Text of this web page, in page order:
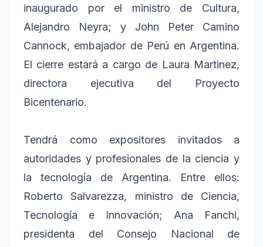
inaugurado por el ministro de Cultura,
Alejandro Neyra; y John Peter Camino
Cannock, embajador de Perú en Argentina.
El cierre estará a cargo de Laura Martinez,
directora ejecutiva del Proyecto
Bicentenario.
Tendrá como expositores invitados a
autoridades y profesionales de la ciencia y
la tecnología de Argentina. Entre ellos:
Roberto Salvarezza, ministro de Ciencia,
Tecnología e Innovación; Ana Fanchi,
presidenta del Consejo Nacional de